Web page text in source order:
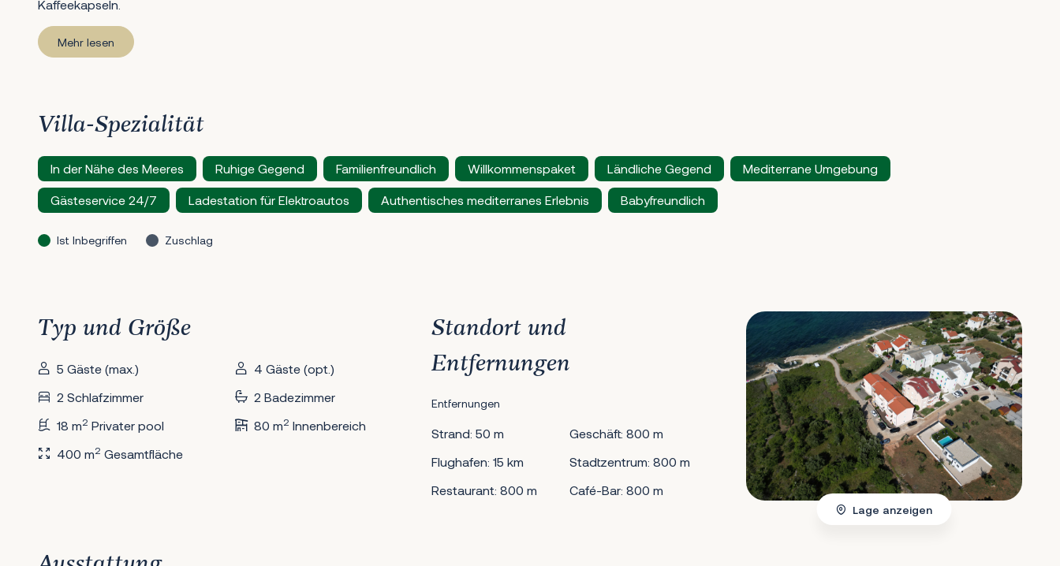
Kaffeekapseln.
Mehr lesen
Villa-Spezialität
In der Nähe des Meeres Ruhige Gegend Familienfreundlich Willkommenspaket Ländliche Gegend Mediterrane Umgebung
Gästeservice 24/7 Ladestation für Elektroautos Authentisches mediterranes Erlebnis Babyfreundlich
Ist Inbegriffen Zuschlag
Typ und Größe
5 Gäste (max.)
4 Gäste (opt.)
2 Schlafzimmer
2 Badezimmer
18 m2 Privater pool 80 m2 Innenbereich
400 m2 Gesamtfläche
Standort und
Entfernungen
Entfernungen
Strand: 50 m
Geschäft: 800 m
Flughafen: 15 km
Stadtzentrum: 800 m
Restaurant: 800 m
Café-Bar: 800 m
Lage anzeigen